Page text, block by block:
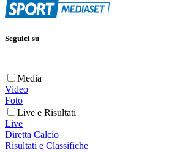
Seguici su
Media
Video
Foto
Live e Risultati
Live
Diretta Calcio
Risultati e Classifiche